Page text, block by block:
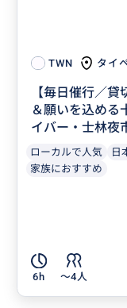
TWN タイ
【毎日催行／
＆願いを込める
イバー・士林夜
ローカルで人気 日
家族におすすめ
6h 〜4人